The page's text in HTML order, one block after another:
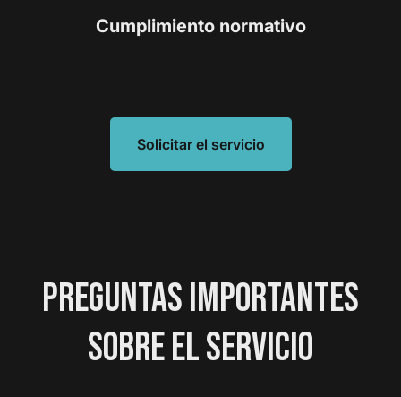
Cumplimiento normativo
Solicitar el servicio
PREGUNTAS IMPORTANTES
SOBRE EL SERVICIO